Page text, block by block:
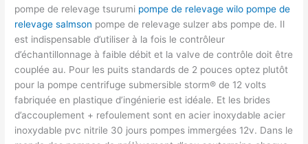
pompe de relevage tsurumi pompe de relevage wilo pompe de
relevage salmson pompe de relevage sulzer abs pompe de. Il
est indispensable d’utiliser à la fois le contrôleur
d’échantillonnage à faible débit et la valve de contrôle doit être
couplée au. Pour les puits standards de 2 pouces optez plutôt
pour la pompe centrifuge submersible storm® de 12 volts
fabriquée en plastique d’ingénierie est idéale. Et les brides
d’accouplement + refoulement sont en acier inoxydable acier
inoxydable pvc nitrile 30 jours pompes immergées 12v. Dans le